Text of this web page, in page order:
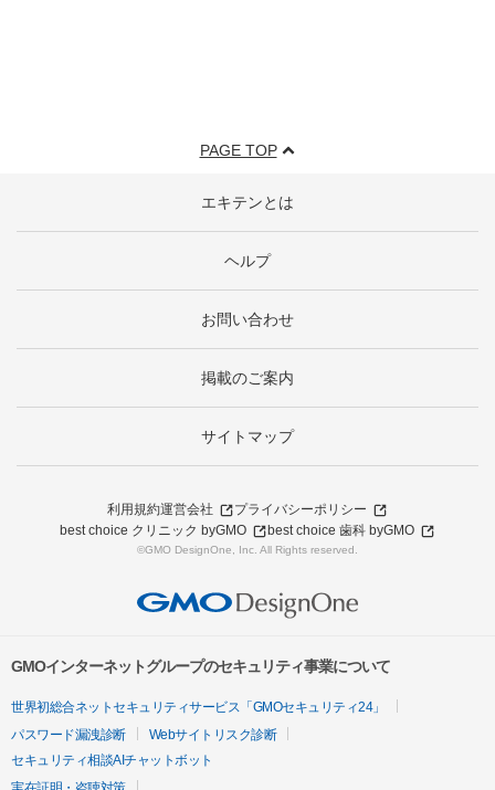
PAGE TOP
エキテンとは
ヘルプ
お問い合わせ
掲載のご案内
サイトマップ
利用規約運営会社
プライバシーポリシー
best choice クリニック byGMO
best choice 歯科 byGMO
©GMO DesignOne, Inc. All Rights reserved.
GMOインターネットグループのセキュリティ事業について
世界初総合ネットセキュリティサービス「GMOセキュリティ24」
パスワード漏洩診断
Webサイトリスク診断
セキュリティ相談AIチャットボット